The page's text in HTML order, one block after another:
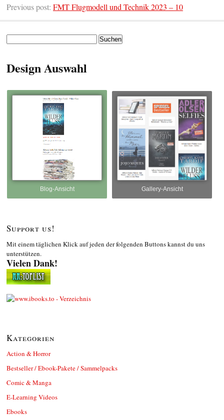
Previous post: FMT Flugmodell und Technik 2023 – 10
Design Auswahl
Blog-Ansicht Gallery-Ansicht
Support us!
Mit einem täglichen Klick auf jeden der folgenden Buttons kannst du uns
unterstützen.
Vielen Dank!
Kategorien
Action & Horror
Bestseller / Ebook-Pakete / Sammelpacks
Comic & Manga
E-Learning Videos
Ebooks